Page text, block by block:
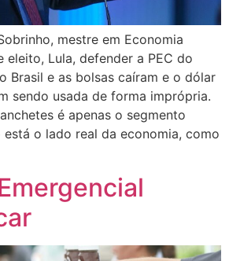
mestre em Economia
eleito, Lula, defender a PEC do
Brasil e as bolsas caíram e o dólar
sendo usada de forma imprópria.
é apenas o segmento
está o lado real da economia, como